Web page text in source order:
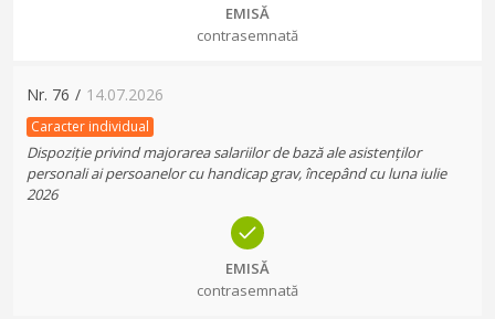
EMISĂ
contrasemnată
Nr. 76 / 14.07.2026
Caracter individual
Dispoziție privind majorarea salariilor de bază ale asistenților
personali ai persoanelor cu handicap grav, începând cu luna iulie
2026
EMISĂ
contrasemnată